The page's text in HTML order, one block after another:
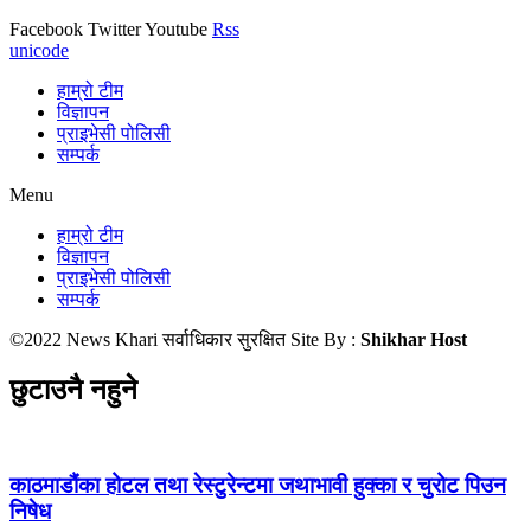
Facebook TwitterYoutube Rss
unicode
हाम्रो टीम
विज्ञापन
प्राइभेसी पोलिसी
सम्पर्क
Menu
हाम्रो टीम
विज्ञापन
प्राइभेसी पोलिसी
सम्पर्क
©2022 News Khari सर्वाधिकार सुरक्षित Site By : Shikhar Host
छुटाउनै नहुने
काठमाडौंका होटल तथा रेस्टुरेन्टमा जथाभावी हुक्का र चुरोट पिउन
निषेध